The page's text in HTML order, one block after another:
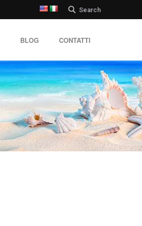
Search:Search
BLOG CONTATTI